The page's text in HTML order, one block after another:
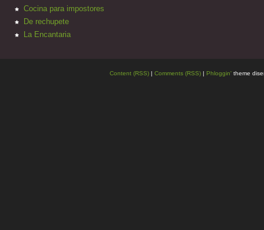
Cocina para impostores
De rechupete
La Encantaria
Content (RSS) | Comments (RSS) | Phloggin' theme